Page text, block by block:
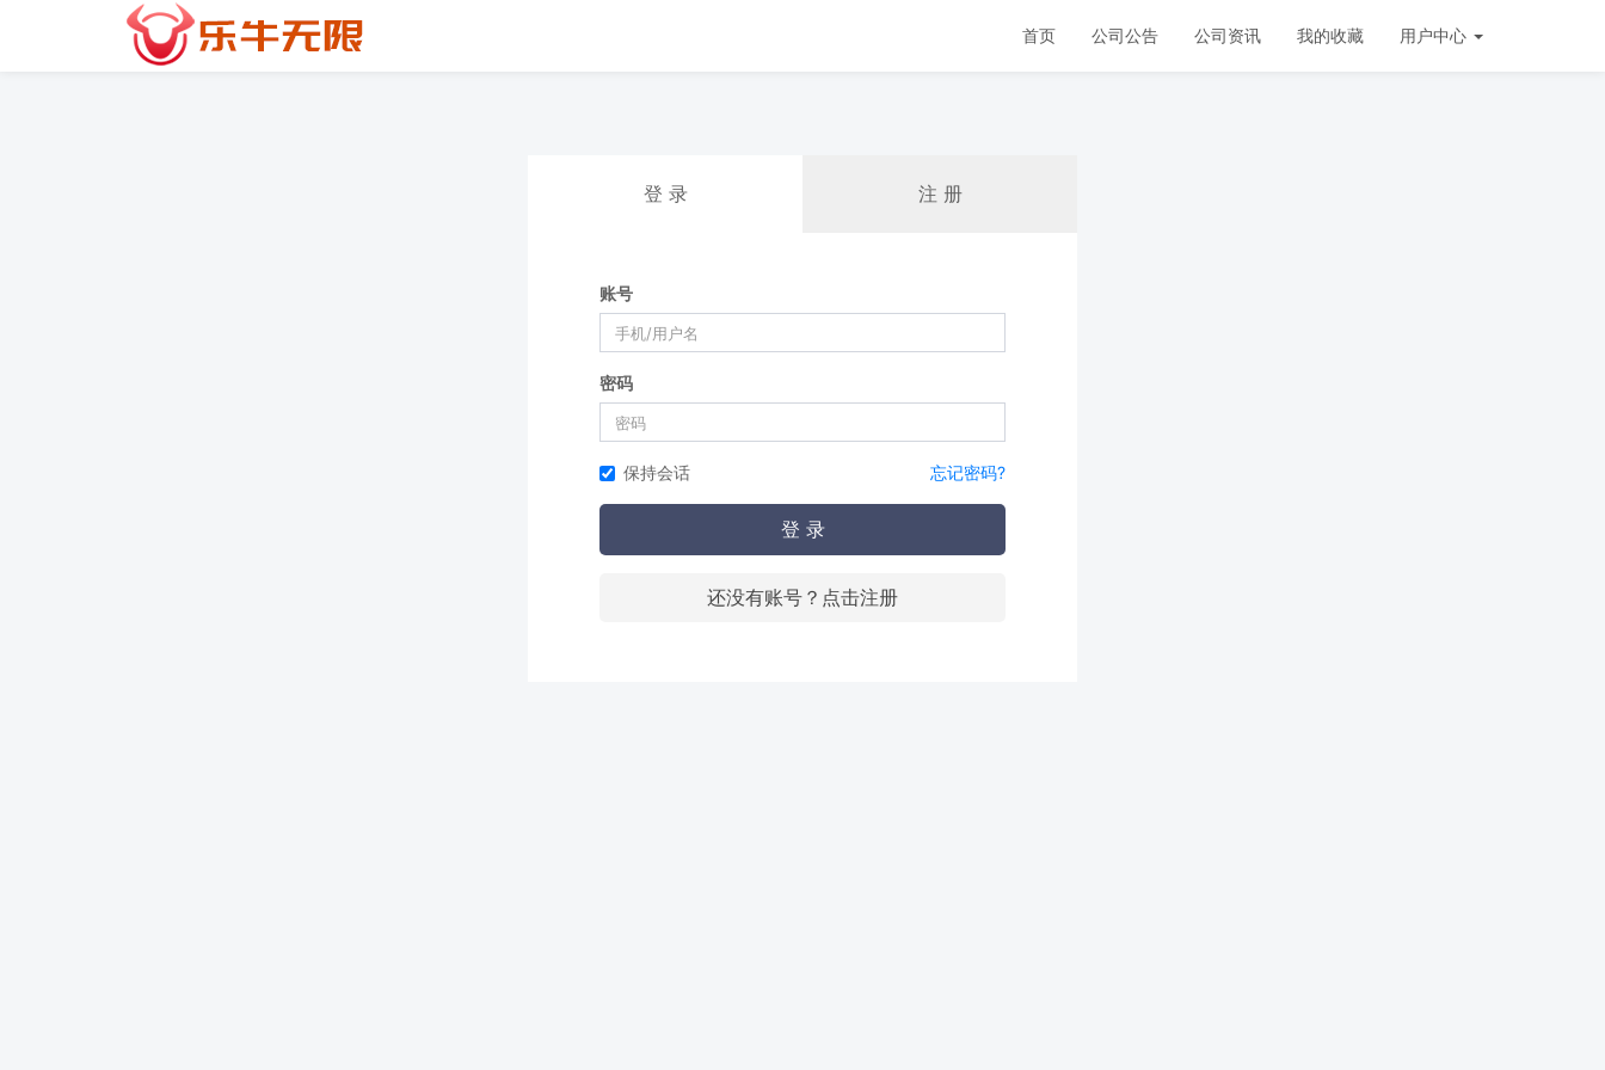
首页 公司公告 公司资讯 我的收藏 用户中心
登 录 注 册
账号
密码
保持会话 忘记密码?
登 录
还没有账号？点击注册